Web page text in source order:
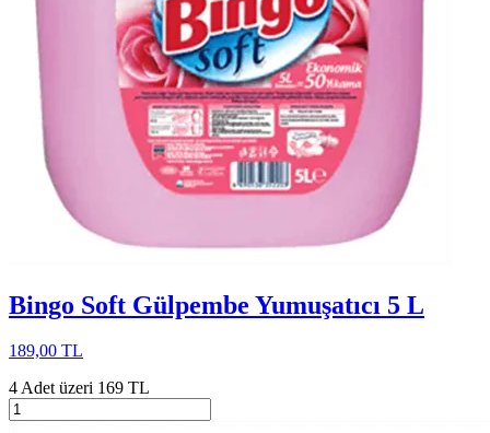
Bingo Soft Gülpembe Yumuşatıcı 5 L
189,00 TL
4 Adet üzeri 169 TL